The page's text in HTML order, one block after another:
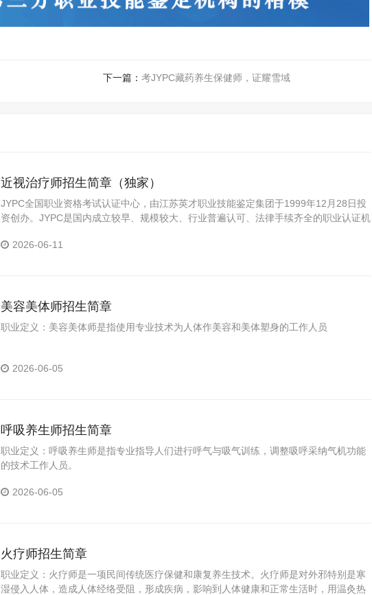
下一篇： 考JYPC藏药养生保健师，证耀雪域
近视治疗师招生简章（独家）
JYPC全国职业资格考试认证中心，由江苏英才职业技能鉴定集团于1999年12月28日投
资创办。JYPC是国内成立较早、规模较大、行业普遍认可、法律手续齐全的职业认证机
2026-06-11
美容美体师招生简章
职业定义：美容美体师是指使用专业技术为人体作美容和美体塑身的工作人员
2026-06-05
呼吸养生师招生简章
职业定义：呼吸养生师是指专业指导人们进行呼气与吸气训练，调整吸呼采纳气机功能
的技术工作人员。
2026-06-05
火疗师招生简章
职业定义：火疗师是一项民间传统医疗保健和康复养生技术。火疗师是对外邪特别是寒
湿侵入人体，造成人体经络受阻，形成疾病，影响到人体健康和正常生活时，用温灸热